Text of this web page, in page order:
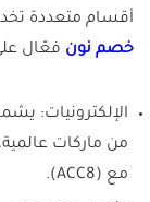
أقسام متعددة
خصم نون فعّال
الإلكترونيات:
من ماركات
مع (ACC8).